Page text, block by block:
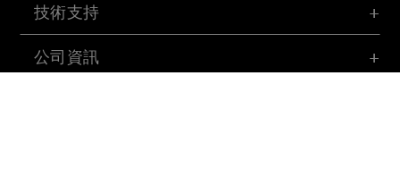
技術支持
公司資訊